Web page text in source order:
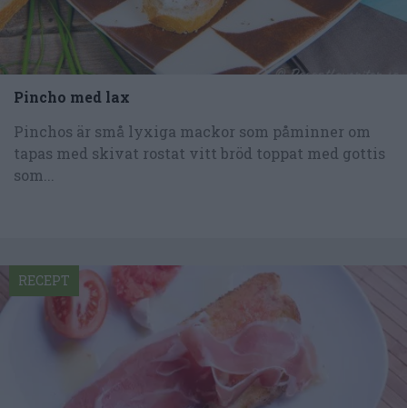
Pincho med lax
Pinchos är små lyxiga mackor som påminner om
tapas med skivat rostat vitt bröd toppat med gottis
som...
RECEPT